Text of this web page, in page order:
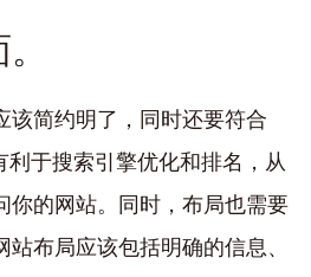
该简约明了，同时还要符合
利于搜索引擎优化和排名，从
你的网站。同时，布局也需要
布局应该包括明确的信息、